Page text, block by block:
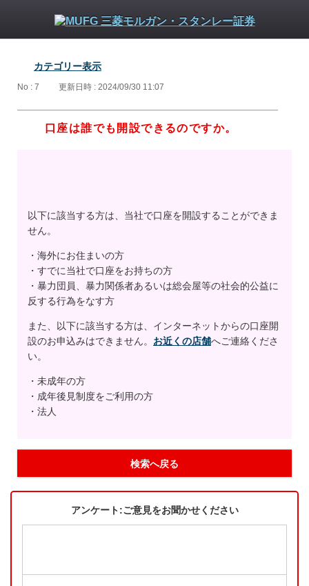
カテゴリー表示
No : 7 更新日時 : 2024/09/30 11:07
口座は誰でも開設できるのですか。
以下に該当する方は、当社で口座を開設することができま
せん。
・海外にお住まいの方
・すでに当社で口座をお持ちの方
・暴力団員、暴力関係者あるいは総会屋等の社会的公益に
反する行為をなす方
また、以下に該当する方は、インターネットからの口座開
設のお申込みはできません。 お近くの店舗へご連絡くださ
い。
・未成年の方
・成年後見制度をご利用の方
・法人
検索へ戻る
アンケート:ご意見をお聞かせください